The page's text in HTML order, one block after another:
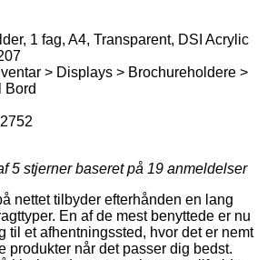
1 fag, A4, Transparent, DSI Acrylic
> Displays > Brochureholdere >
Bord
5 stjerner baseret på 19 anmeldelser
nettet tilbyder efterhånden en lang
En af de mest benyttede er nu
til et afhentningssted, hvor det er nemt
produkter når det passer dig bedst.